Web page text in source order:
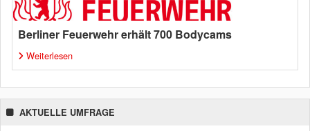
Berliner Feuerwehr erhält 700 Bodycams
Weiterlesen
AKTUELLE UMFRAGE